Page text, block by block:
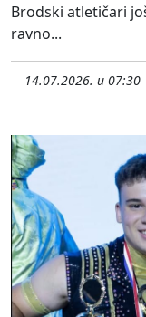
Brodski atletičari
ravno...
14.07.2026. u 07:30